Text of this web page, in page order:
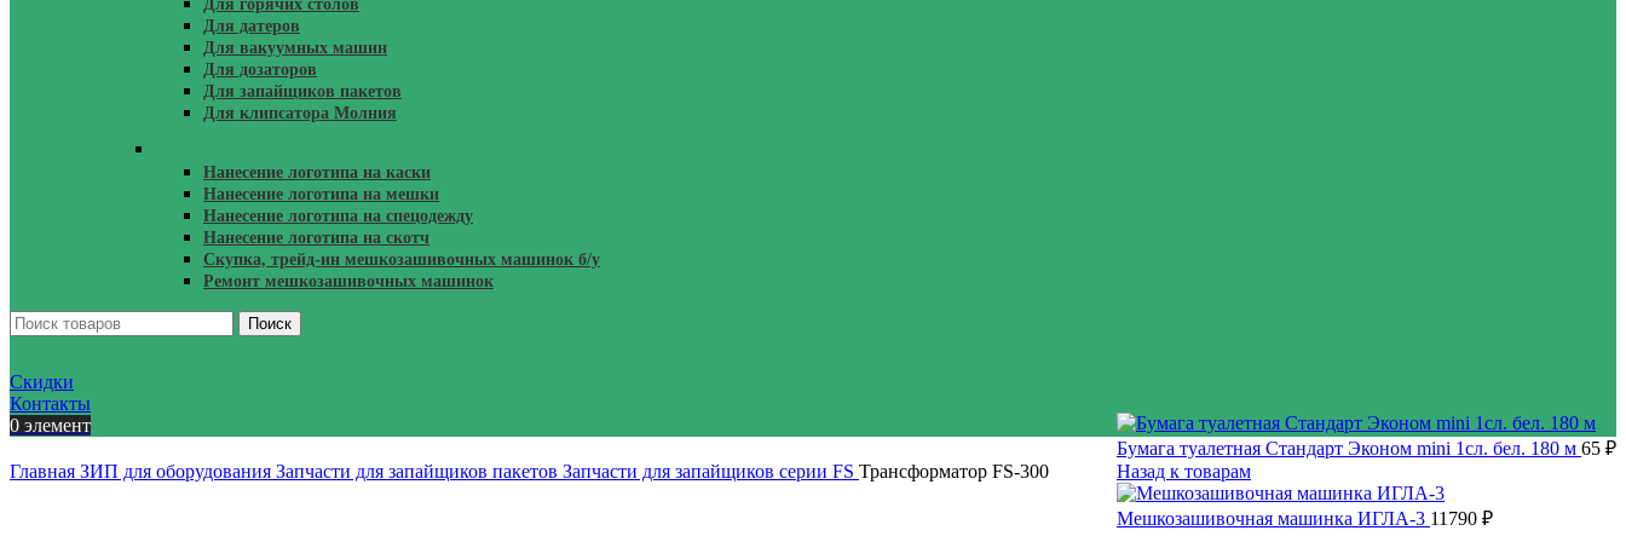
Для горячих столов
Для датеров
Для вакуумных машин
Для дозаторов
Для запайщиков пакетов
Для клипсатора Молния
Нанесение логотипа на каски
Нанесение логотипа на мешки
Нанесение логотипа на спецодежду
Нанесение логотипа на скотч
Скупка, трейд-ин мешкозашивочных машинок б/у
Ремонт мешкозашивочных машинок
Поиск
Скидки
Контакты
0 элемент
Главная ЗИП для оборудования Запчасти для запайщиков пакетов Запчасти для запайщиков серии FS Трансформатор FS-300
Бумага туалетная Стандарт Эконом mini 1сл. бел. 180 м 65 ₽
Назад к товарам
Мешкозашивочная машинка ИГЛА-3 11790 ₽